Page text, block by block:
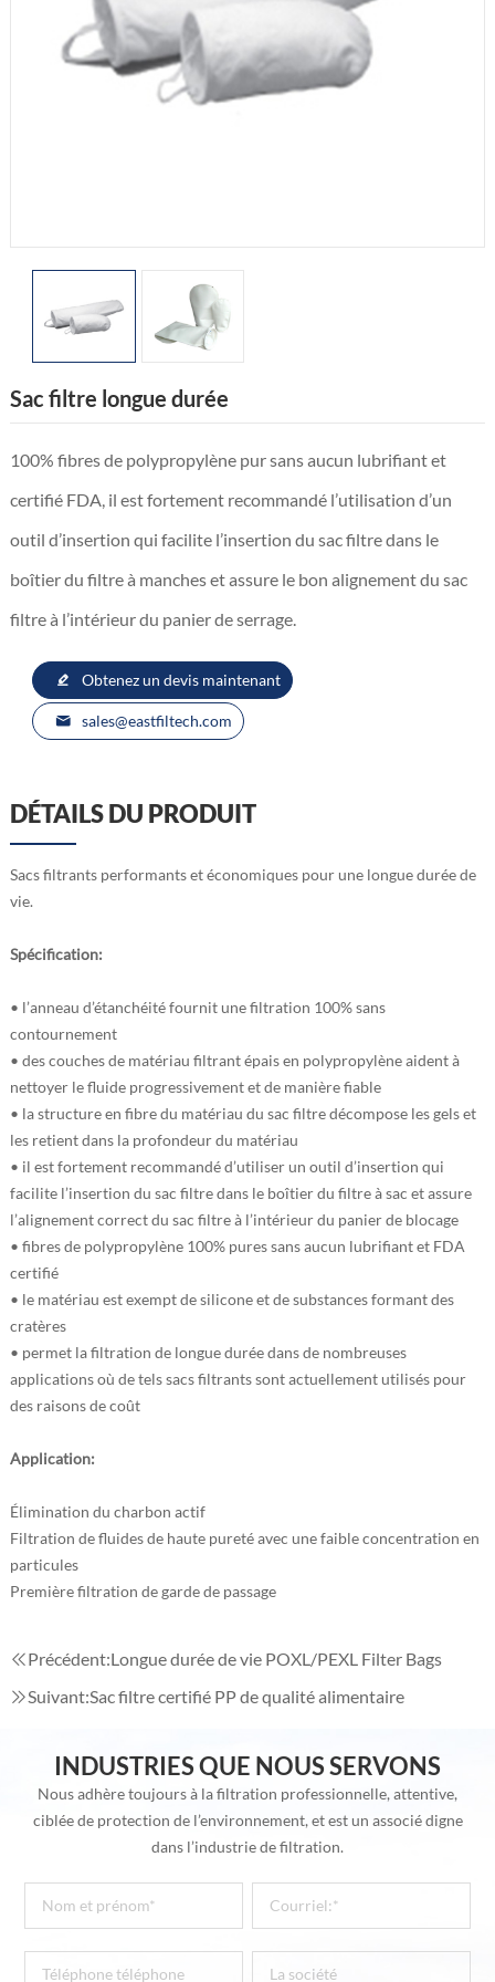
Sac filtre longue durée
100% fibres de polypropylène pur sans aucun lubrifiant et
certifié FDA, il est fortement recommandé l’utilisation d’un
outil d’insertion qui facilite l’insertion du sac filtre dans le
boîtier du filtre à manches et assure le bon alignement du sac
filtre à l’intérieur du panier de serrage.
Obtenez un devis maintenant
sales@eastfiltech.com
DÉTAILS DU PRODUIT
Sacs filtrants performants et économiques pour une longue durée de
vie.
Spécification:
• l’anneau d’étanchéité fournit une filtration 100% sans
contournement
• des couches de matériau filtrant épais en polypropylène aident à
nettoyer le fluide progressivement et de manière fiable
• la structure en fibre du matériau du sac filtre décompose les gels et
les retient dans la profondeur du matériau
• il est fortement recommandé d’utiliser un outil d’insertion qui
facilite l’insertion du sac filtre dans le boîtier du filtre à sac et assure
l’alignement correct du sac filtre à l’intérieur du panier de blocage
• fibres de polypropylène 100% pures sans aucun lubrifiant et FDA
certifié
• le matériau est exempt de silicone et de substances formant des
cratères
• permet la filtration de longue durée dans de nombreuses
applications où de tels sacs filtrants sont actuellement utilisés pour
des raisons de coût
Application:
Élimination du charbon actif
Filtration de fluides de haute pureté avec une faible concentration en
particules
Première filtration de garde de passage
Précédent:Longue durée de vie POXL/PEXL Filter Bags
Suivant:Sac filtre certifié PP de qualité alimentaire
INDUSTRIES QUE NOUS SERVONS
Nous adhère toujours à la filtration professionnelle, attentive,
ciblée de protection de l’environnement, et est un associé digne
dans l’industrie de filtration.